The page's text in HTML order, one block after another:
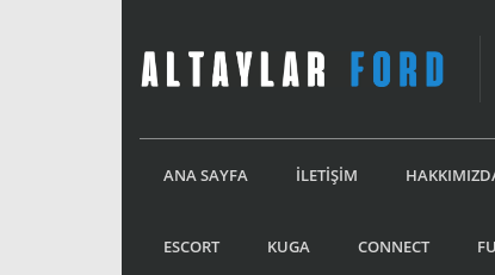
ANA SAYFA İLETİŞİM
ESCORT KUGA CONNECT